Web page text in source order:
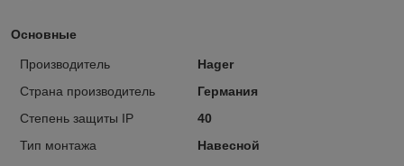
Основные
Производитель
Hager
Страна производитель
Германия
Степень защиты IP
40
Тип монтажа
Навесной